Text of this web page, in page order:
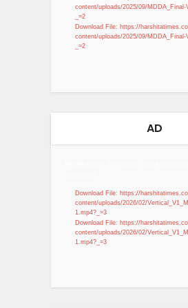
content/uploads/2025/09/MDDA_Final-
_=2
Download File: https://
content/uploads/2025/09/MDDA_Final-
_=2
AD
Download File: https://
content/uploads/2026/02/
1.mp4?_=3
Download File: https://
content/uploads/2026/02/
1.mp4?_=3